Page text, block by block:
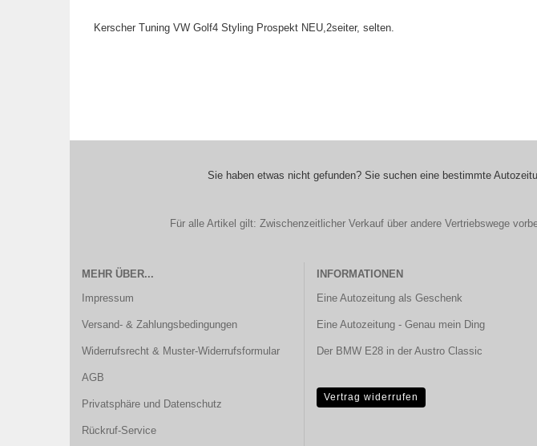
Kerscher Tuning VW Golf4 Styling Prospekt NEU,2seiter, selten.
Sie haben etwas nicht gefunden? Sie suchen eine bestimmte
Für alle Artikel gilt: Zwischenzeitlicher Verkauf über andere Vertriebswege
MEHR ÜBER...
Impressum
Versand- & Zahlungsbedingungen
Widerrufsrecht & Muster-Widerrufsformular
AGB
Privatsphäre und Datenschutz
Rückruf-Service
INFORMATIONEN
Eine Autozeitung als Geschenk
Eine Autozeitung - Genau mein Ding
Der BMW E28 in der Austro Classic
Vertrag widerrufen